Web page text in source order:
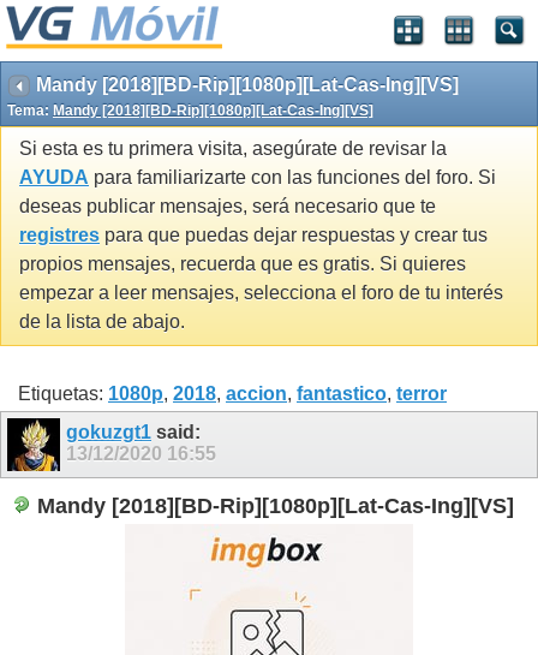
Mandy [2018][BD-Rip][1080p][Lat-Cas-Ing][VS]
Tema: Mandy [2018][BD-Rip][1080p][Lat-Cas-Ing][VS]
Si esta es tu primera visita, asegúrate de revisar la
AYUDA para familiarizarte con las funciones del foro. Si
deseas publicar mensajes, será necesario que te
registres para que puedas dejar respuestas y crear tus
propios mensajes, recuerda que es gratis. Si quieres
empezar a leer mensajes, selecciona el foro de tu interés
de la lista de abajo.
Etiquetas: 1080p, 2018, accion, fantastico, terror
gokuzgt1 said:
13/12/2020 16:55
Mandy [2018][BD-Rip][1080p][Lat-Cas-Ing][VS]